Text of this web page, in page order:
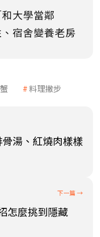
大學當鄰
宿舍變養老房
料理撇步
湯、紅燒肉樣樣
怎麼挑到隱藏